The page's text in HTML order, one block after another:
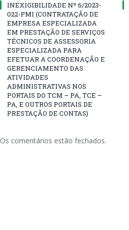
INEXIGIBILIDADE Nº 6/2023-
022-PMI (CONTRATAÇÃO DE
EMPRESA ESPECIALIZADA
EM PRESTAÇÃO DE SERVIÇOS
TÉCNICOS DE ASSESSORIA
ESPECIALIZADA PARA
EFETUAR A COORDENAÇÃO E
GERENCIAMENTO DAS
ATIVIDADES
ADMINISTRATIVAS NOS
PORTAIS DO TCM – PA, TCE –
PA, E OUTROS PORTAIS DE
PRESTAÇÃO DE CONTAS)
Os comentários estão fechados.